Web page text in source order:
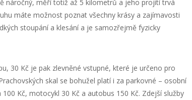
náročný, měří totiž až 5 kilometrů a jeho projití trvá
máte možnost poznat všechny krásy a zajímavosti
stoupání a klesání a je samozřejmě fyzicky
30 Kč je pak zlevněné vstupné, které je určeno pro
skal se bohužel platí i za parkovné – osobní
Kč, motocykl 30 Kč a autobus 150 Kč. Zdejší služby